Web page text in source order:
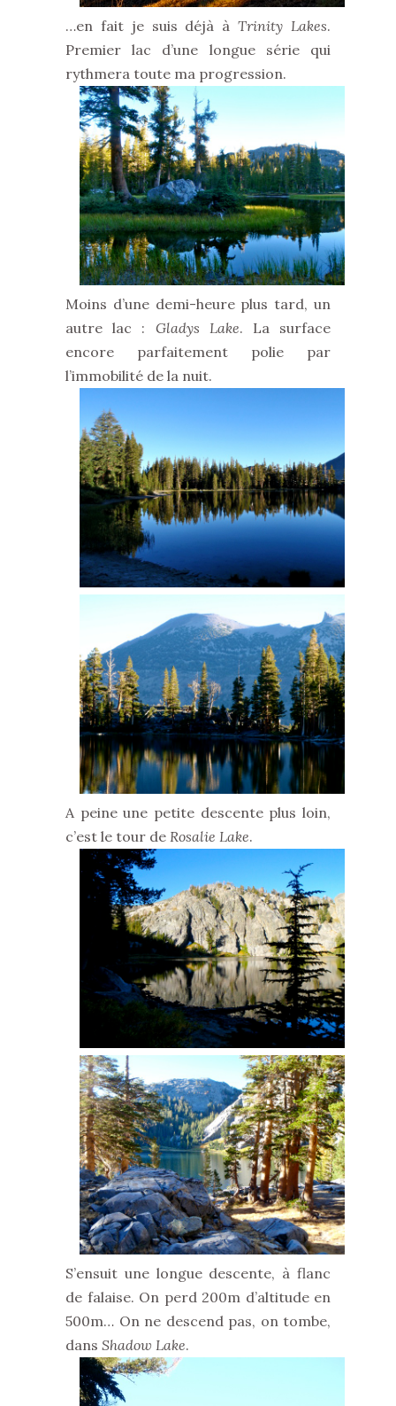
…en fait je suis déjà àTrinity Lakes.
Premier lac d’une longue série qui
rythmera toute ma progression.
Moins d’une demi-heure plus tard, un
autre lac : Gladys Lake. La surface
encore parfaitement polie par
l’immobilité de la nuit.
A peine une petite descente plus loin,
c’est le tour de Rosalie Lake.
S’ensuit une longue descente, à flanc
de falaise. On perd 200m d’altitude en
500m… On ne descend pas, on tombe,
dans Shadow Lake.